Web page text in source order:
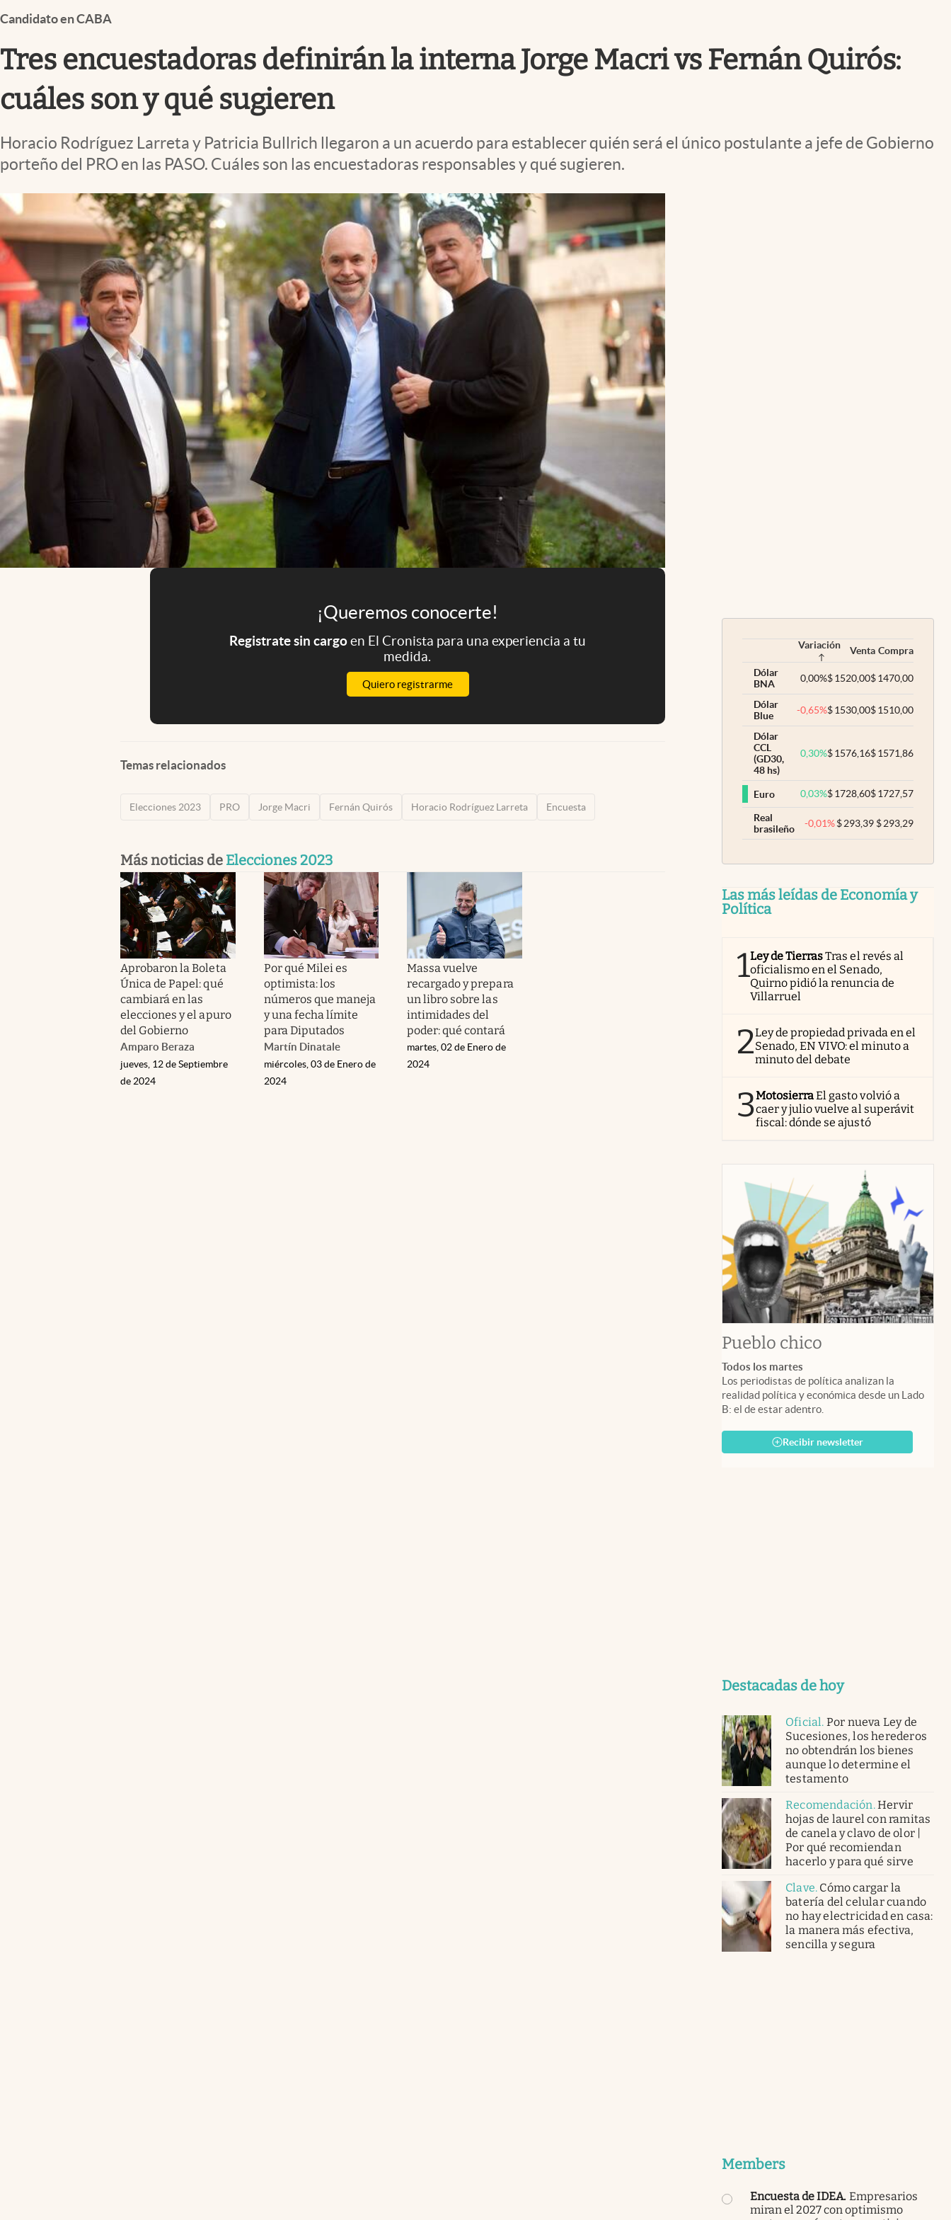
Clima
Mundial 2026
El Cronista Studio
Mediakit
abre en nueva pestaña
Candidato en CABA
Tres encuestadoras definirán la interna Jorge Macri vs Fernán Quirós:
cuáles son y qué sugieren
Horacio Rodríguez Larreta y Patricia Bullrich llegaron a un acuerdo para establecer quién será el único postulante a jefe de Gobierno
porteño del PRO en las PASO. Cuáles son las encuestadoras responsables y qué sugieren.
¡Queremos conocerte!
Registrate sin cargoen El Cronista para una experiencia a tu
medida.
Quiero registrarme
Temas relacionados
Elecciones 2023 PRO Jorge Macri Fernán Quirós Horacio Rodríguez Larreta Encuesta
Más noticias de Elecciones 2023
Aprobaron la Boleta
Única de Papel: qué
cambiará en las
elecciones y el apuro
del Gobierno
Amparo Beraza
jueves, 12 de Septiembre
de 2024
Por qué Milei es
optimista: los
números que maneja
y una fecha límite
para Diputados
Martín Dinatale
miércoles, 03 de Enero de
2024
Massa vuelve
recargado y prepara
un libro sobre las
intimidades del
poder: qué contará
martes, 02 de Enero de
2024
Variación Venta Compra
Dólar
BNA
0,00%$1520,00$1470,00
Dólar
Blue
-0,65%$1530,00$1510,00
Dólar
CCL
(GD30,
48 hs)
0,30%$1576,16$1571,86
Euro 0,03%$1728,60$1727,57
Real
brasileño
-0,01% $293,39 $293,29
Las más leídas de Economía y
Política
1Ley de TierrasTras el revés al
oficialismo en el Senado,
Quirno pidió la renuncia de
Villarruel
2Ley de propiedad privada en el
Senado, EN VIVO: el minuto a
minuto del debate
3MotosierraEl gasto volvió a
caer y julio vuelve al superávit
fiscal: dónde se ajustó
Pueblo chico
Todos los martes
Los periodistas de política analizan la
realidad política y económica desde un Lado
B: el de estar adentro.
Recibir newsletter
Destacadas de hoy
Oficial. Por nueva Ley de
Sucesiones, los herederos
no obtendrán los bienes
aunque lo determine el
testamento
Recomendación.Hervir
hojas de laurel con ramitas
de canela y clavo de olor |
Por qué recomiendan
hacerlo y para qué sirve
Clave. Cómo cargar la
batería del celular cuando
no hay electricidad en casa:
la manera más efectiva,
sencilla y segura
Members
Encuesta de IDEA. Empresarios
miran el 2027 con optimismo